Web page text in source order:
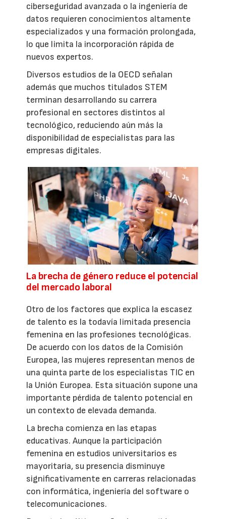
ciberseguridad avanzada o la ingeniería de
datos requieren conocimientos altamente
especializados y una formación prolongada,
lo que limita la incorporación rápida de
nuevos expertos.
Diversos estudios de la OECD señalan
además que muchos titulados STEM
terminan desarrollando su carrera
profesional en sectores distintos al
tecnológico, reduciendo aún más la
disponibilidad de especialistas para las
empresas digitales.
La brecha de género reduce el potencial
del mercado laboral
Otro de los factores que explica la escasez
de talento es la todavía limitada presencia
femenina en las profesiones tecnológicas.
De acuerdo con los datos de la Comisión
Europea, las mujeres representan menos de
una quinta parte de los especialistas TIC en
la Unión Europea. Esta situación supone una
importante pérdida de talento potencial en
un contexto de elevada demanda.
La brecha comienza en las etapas
educativas. Aunque la participación
femenina en estudios universitarios es
mayoritaria, su presencia disminuye
significativamente en carreras relacionadas
con informática, ingeniería del software o
telecomunicaciones.